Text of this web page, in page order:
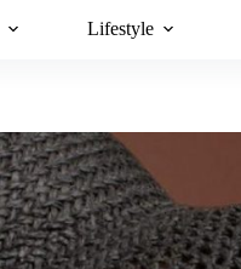
Lifestyle